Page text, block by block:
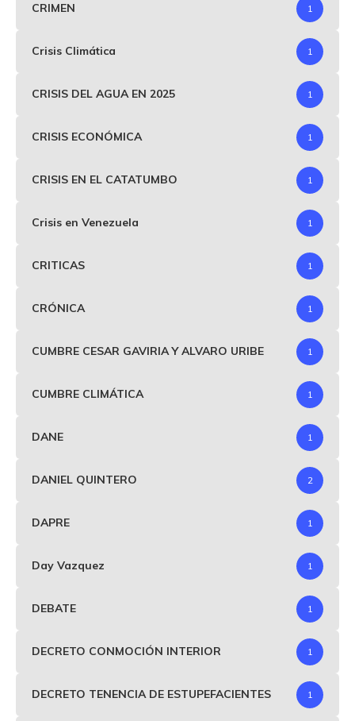
CRIMEN 1
Crisis Climática 1
CRISIS DEL AGUA EN 2025 1
CRISIS ECONÓMICA 1
CRISIS EN EL CATATUMBO 1
Crisis en Venezuela 1
CRITICAS 1
CRÓNICA 1
CUMBRE CESAR GAVIRIA Y ALVARO URIBE 1
CUMBRE CLIMÁTICA 1
DANE 1
DANIEL QUINTERO 2
DAPRE 1
Day Vazquez 1
DEBATE 1
DECRETO CONMOCIÓN INTERIOR 1
DECRETO TENENCIA DE ESTUPEFACIENTES 1